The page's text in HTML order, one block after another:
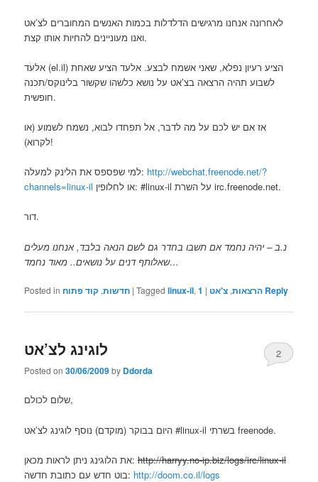
לאחרונה אנחנו מרגישים הדלדלות בכמות האנשים המחוברים לצ’אט
ואנו מעוניינים להחיות אותו קצת.
אלעד (el.il) הציע רעיון נפלא, שאני אשמח לבצע. אלעד הציע שאחת
לשבוע תהיה הרצאה בצ’אט על נושא כלשהו שקשור בלינוקס/תכנה
חופשית.
אז אם יש לכם על מה לדבר, אל תפחדו לבוא, נשמח לשמוע (או
לקרוא)!
למי שפספס את הלינק למעלה: http://webchat.freenode.net/?
channels=linux-il
או לחלופין: #linux-il על השרת irc.freenode.net.
דור.
נ.ב – יהיה נחמד אם תשבו בחדר גם לשם הנאה בלבד, אנחנו מעלים
שאלותף דנים על נושאים.. מאוד נחמד…
Posted in חדשות, קוד פתוח |Tagged linux-il, הרצאות, צ'אט |
1 Reply
לוגינג לצ’אט
Posted on30/06/2009by Ddorda
2
שלום לכולם,
היום בבוקר (מוקדם) נוסף לוגינג לצ’אט #linux-il בשרתי freenode.
את הלוגינג ניתן לראות מכאן:http://harryy.no-ip.biz/logs/irc/linux-il
בוט חדש עם כתובת חדשה: http://doom.co.il/logs